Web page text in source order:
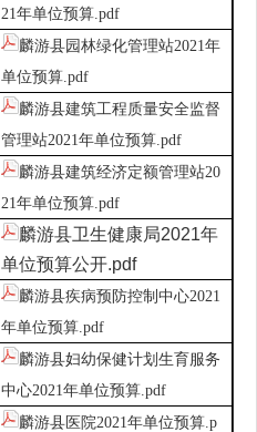
21年单位预算.pdf
麟游县园林绿化管理站2021年
单位预算.pdf
麟游县建筑工程质量安全监督
管理站2021年单位预算.pdf
麟游县建筑经济定额管理站20
21年单位预算.pdf
麟游县卫生健康局2021年
单位预算公开.pdf
麟游县疾病预防控制中心2021
年单位预算.pdf
麟游县妇幼保健计划生育服务
中心2021年单位预算.pdf
麟游县医院2021年单位预算.p